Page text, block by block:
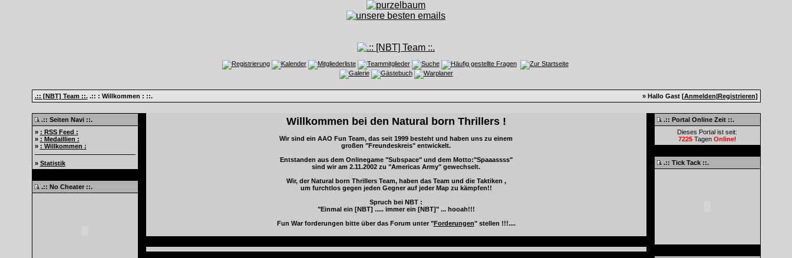
.:: [NBT] Team ::..:: : Willkommen : ::. » Hallo Gast [Anmelden|Registrieren]
.:: Seiten Navi ::.
» : RSS Feed :
» : Medaillien :
» : Willkommen :
» Statistik
.:: No Cheater ::.
Willkommen bei den Natural born Thrillers !
Wir sind ein AAO Fun Team, das seit 1999 besteht und haben uns zu einem
großen "Freundeskreis" entwickelt.
Entstanden aus dem Onlinegame "Subspace" und dem Motto:"Spaaassss"
sind wir am 2.11.2002 zu "Americas Army" gewechselt.
Wir, der Natural born Thrillers Team, haben das Team und die Taktiken ,
um furchtlos gegen jeden Gegner auf jeder Map zu kämpfen!!
Spruch bei NBT :
"Einmal ein [NBT] ..... immer ein [NBT]" ... hooah!!!
Fun War forderungen bitte über das Forum unter "Forderungen" stellen !!!....
.:: Portal Online Zeit ::.
Dieses Portal ist seit:
7225 Tagen Online!
.:: Tick Tack ::.